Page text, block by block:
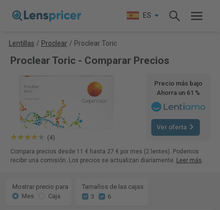
ES
Lentillas / Proclear / Proclear Toric
Proclear Toric - Comparar Precios
(4)
Precio más bajo
Ahorra un 61 %
Ver oferta
Compara precios desde 11 € hasta 27 € por mes (2 lentes). Podemos
recibir una comisión. Los precios se actualizan diariamente. Leer más.
Mostrar precio para
Mes
Caja
Tamaños de las cajas
3
6